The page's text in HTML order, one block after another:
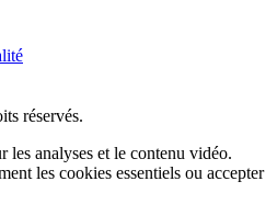
réservés.
les analyses et le contenu vidéo.
les cookies essentiels ou accepter